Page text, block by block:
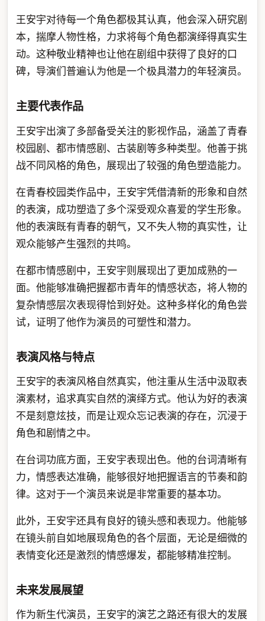
王安宇对待每一个角色都极其认真，他会深入研究剧
本，揣摩人物性格，力求将每个角色都演绎得真实生
动。这种敬业精神也让他在剧组中获得了良好的口
碑，导演们普遍认为他是一个极具潜力的年轻演员。
主要代表作品
王安宇出演了多部备受关注的影视作品，涵盖了青春
校园剧、都市情感剧、古装剧等多种类型。他善于挑
战不同风格的角色，展现出了较强的角色塑造能力。
在青春校园类作品中，王安宇凭借清新的形象和自然
的表演，成功塑造了多个深受观众喜爱的学生形象。
他的表演既有青春的朝气，又不失人物的真实性，让
观众能够产生强烈的共鸣。
在都市情感剧中，王安宇则展现出了更加成熟的一
面。他能够准确把握都市青年的情感状态，将人物的
复杂情感层次表现得恰到好处。这种多样化的角色尝
试，证明了他作为演员的可塑性和潜力。
表演风格与特点
王安宇的表演风格自然真实，他注重从生活中汲取表
演素材，追求真实自然的演绎方式。他认为好的表演
不是刻意炫技，而是让观众忘记表演的存在，沉浸于
角色和剧情之中。
在台词功底方面，王安宇表现出色。他的台词清晰有
力，情感表达准确，能够很好地把握语言的节奏和韵
律。这对于一个演员来说是非常重要的基本功。
此外，王安宇还具有良好的镜头感和表现力。他能够
在镜头前自如地展现角色的各个层面，无论是细微的
表情变化还是激烈的情感爆发，都能够精准控制。
未来发展展望
作为新生代演员，王安宇的演艺之路还有很大的发展